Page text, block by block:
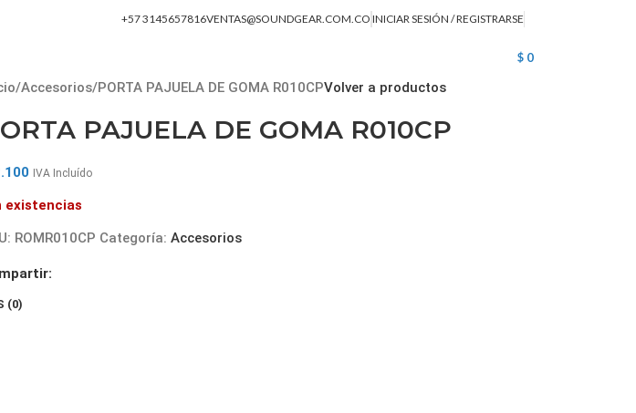
+57 3145657816VENTAS@SOUNDGEAR.COM.CO INICIAR SESIÓN / REGISTRARSE
$ 0
Accesorios PORTA PAJUELA DE GOMA R010CPVolver a productos
PAJUELA DE GOMA R010CP
IVA Incluído
existencias
ROMR010CP Categoría: Accesorios
(0)